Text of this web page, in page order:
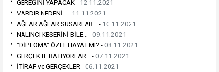
GEREĞİNİ YAPACAK - 12.11.2021
VARDIR NEDENİ... - 11.11.2021
AĞLAR AĞLAR SUSARLAR... - 10.11.2021
NALINCI KESERİNİ BİLE... -09.11.2021
"DİPLOMA" ÖZEL HAYAT MI? -08.11.2021
GERÇEKTE BATIYORLAR... -07.11.2021
İTİRAF ve GERÇEKLER -06.11.2021